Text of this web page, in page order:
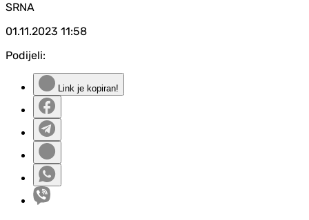
SRNA
01.11.2023 11:58
Podijeli:
Link je kopiran!